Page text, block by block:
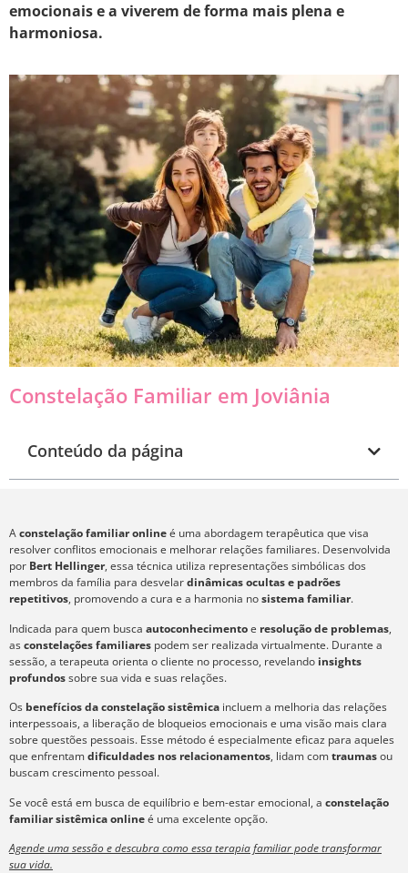
emocionais e a viverem de forma mais plena e
harmoniosa.
Constelação Familiar em Joviânia
Conteúdo da página
Aconstelação familiar onlineé uma abordagem terapêutica que visa
resolver conflitos emocionais e melhorar relações familiares. Desenvolvida
por Bert Hellinger, essa técnica utiliza representações simbólicas dos
membros da família para desvelardinâmicas ocultas e padrões
repetitivos, promovendo a cura e a harmonia nosistema familiar.
Indicada para quem busca autoconhecimentoe resolução de problemas,
asconstelações familiares podem ser realizada virtualmente. Durante a
sessão, a terapeuta orienta o cliente no processo, revelando insights
profundossobre sua vida e suas relações.
Os benefícios da constelação sistêmica incluem a melhoria das relações
interpessoais, a liberação de bloqueios emocionais e uma visão mais clara
sobre questões pessoais. Esse método é especialmente eficaz para aqueles
que enfrentamdificuldades nos relacionamentos, lidam comtraumasou
buscam crescimento pessoal.
Se você está em busca de equilíbrio e bem-estar emocional, a constelação
familiar sistêmica onlineé uma excelente opção.
Agende uma sessão e descubra como essa terapia familiar pode transformar
sua vida.